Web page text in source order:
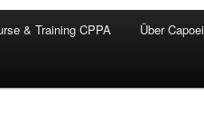
& Training CPPA Über